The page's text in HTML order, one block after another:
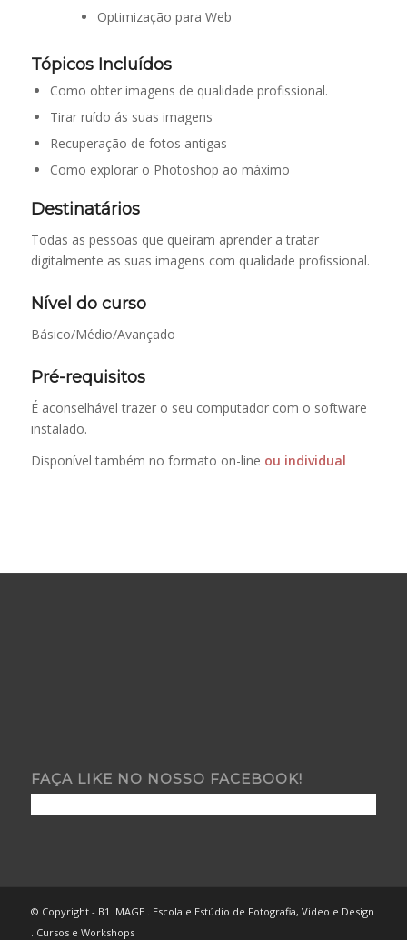
Optimização para Web
Tópicos Incluídos
Como obter imagens de qualidade profissional.
Tirar ruído ás suas imagens
Recuperação de fotos antigas
Como explorar o Photoshop ao máximo
Destinatários
Todas as pessoas que queiram aprender a tratar
digitalmente as suas imagens com qualidade profissional.
Nível do curso
Básico/Médio/Avançado
Pré-requisitos
É aconselhável trazer o seu computador com o software
instalado.
Disponível também no formato on-line ou individual
FAÇA LIKE NO NOSSO FACEBOOK!
© Copyright - B1 IMAGE . Escola e Estúdio de Fotografia, Video e Design
. Cursos e Workshops